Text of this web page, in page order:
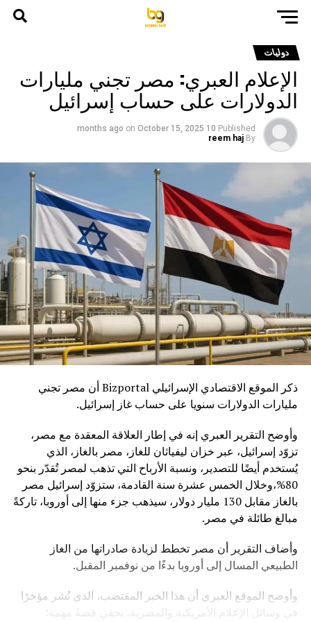
دوليات
الإعلام العبري: مصر تجني مليارات
الدولارات على حساب إسرائيل
Published
10 months ago
on October 15, 2025
By
reem haj
ذكر الموقع الاقتصادي الإسرائيلي Bizportal أن مصر تجني
مليارات الدولارات سنويا على حساب غاز إسرائيل.
وأوضح التقرير العبري إنه في إطار العلاقة المعقدة مع مصر،
تزوّد إسرائيل، عبر خزان ليفياثان للغاز، مصر بالغاز، الذي
يُستخدم أيضًا للتصدير، ونسبة الأرباح التي تذهب لمصر تُقدّر بنحو
80%،وخلال الخمس عشرة سنة القادمة، ستزوّد إسرائيل مصر
بالغاز مقابل 130 مليار دولار، سيذهب جزء منها إلى أوروبا، تاركةً
مبالغ طائلة في مصر.
وأضاف التقرير أن مصر تخطط لزيادة صادراتها من الغاز
الطبيعي المسال إلى أوروبا بدءًا من نوفمبر المقبل.
وأوضح الموقع العبري أن هذا الخبر المقتضب، الذي نُشر مؤخرًا
في وسائل الإعلام الأمريكية والمصرية، يخفي قصةً مهمة؛